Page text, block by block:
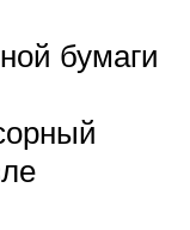
бумаги